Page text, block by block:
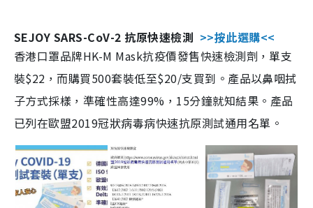
SEJOY SARS-CoV-2 抗原快速檢測 >>按此選購<<
香港口罩品牌HK-M Mask抗疫價發售快速檢測劑，單支
裝$22，而購買500套裝低至$20/支買到。產品以鼻咽拭
子方式採樣，準確性高達99%，15分鐘就知結果。產品
已列在歐盟2019冠狀病毒病快速抗原測試通用名單。